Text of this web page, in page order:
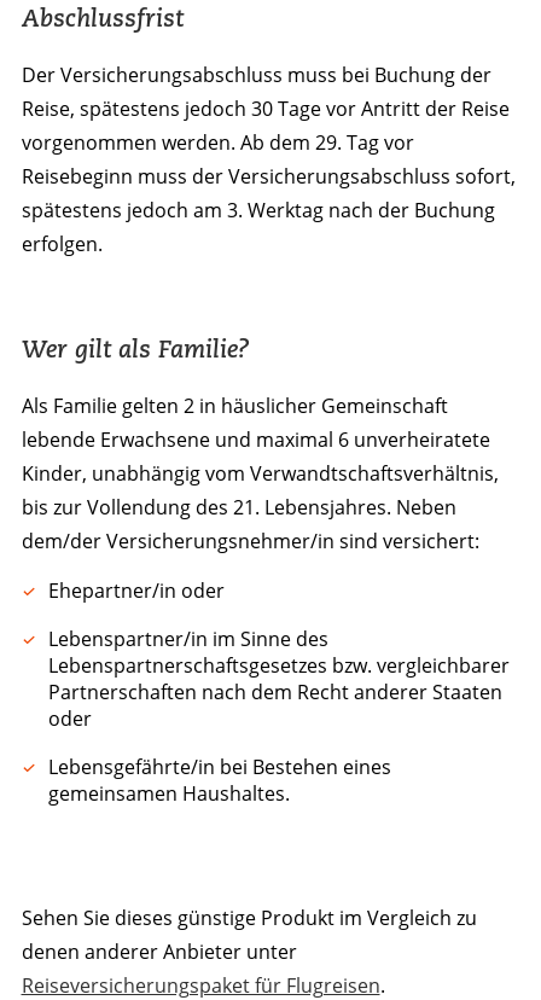
Abschlussfrist
Der Versicherungsabschluss muss bei Buchung der
Reise, spätestens jedoch 30 Tage vor Antritt der Reise
vorgenommen werden. Ab dem 29. Tag vor
Reisebeginn muss der Versicherungsabschluss sofort,
spätestens jedoch am 3. Werktag nach der Buchung
erfolgen.
Wer gilt als Familie?
Als Familie gelten 2 in häuslicher Gemeinschaft
lebende Erwachsene und maximal 6 unverheiratete
Kinder, unabhängig vom Verwandtschaftsverhältnis,
bis zur Vollendung des 21. Lebensjahres. Neben
dem/der Versicherungsnehmer/in sind versichert:
Ehepartner/in oder
Lebenspartner/in im Sinne des
Lebenspartnerschaftsgesetzes bzw. vergleichbarer
Partnerschaften nach dem Recht anderer Staaten
oder
Lebensgefährte/in bei Bestehen eines
gemeinsamen Haushaltes.
Sehen Sie dieses günstige Produkt im Vergleich zu
denen anderer Anbieter unter
Reiseversicherungspaket für Flugreisen.